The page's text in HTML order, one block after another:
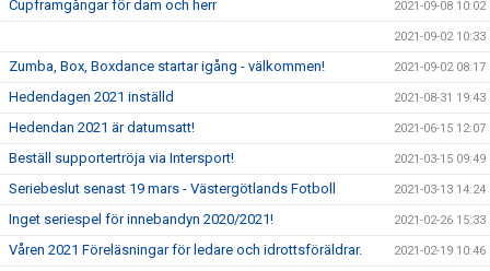
Cupframgångar för dam och herr 2021-09-08 10:02
2021-09-02 10:33
Zumba, Box, Boxdance startar igång - välkommen! 2021-09-02 08:17
Hedendagen 2021 inställd 2021-08-31 19:43
Hedendan 2021 är datumsatt! 2021-06-15 12:07
Beställ supportertröja via Intersport! 2021-03-15 09:49
Seriebeslut senast 19 mars - Västergötlands Fotboll 2021-03-13 14:24
Inget seriespel för innebandyn 2020/2021! 2021-02-26 15:33
Våren 2021 Föreläsningar för ledare och idrottsföräldrar. 2021-02-19 10:46